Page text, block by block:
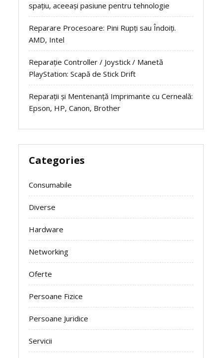
spațiu, aceeași pasiune pentru tehnologie
Reparare Procesoare: Pini Rupți sau Îndoiți.
AMD, Intel
Reparație Controller / Joystick / Manetă
PlayStation: Scapă de Stick Drift
Reparații și Mentenanță Imprimante cu Cerneală:
Epson, HP, Canon, Brother
Categories
Consumabile
Diverse
Hardware
Networking
Oferte
Persoane Fizice
Persoane Juridice
Servicii